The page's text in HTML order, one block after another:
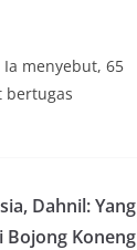
menyebut, 65
bertugas
Dahnil: Yang
Bojong Koneng